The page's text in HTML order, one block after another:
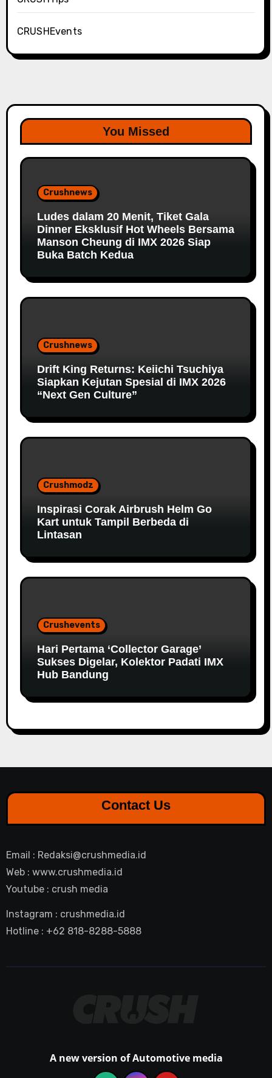
CRUSHEvents
You Missed
Crushnews
Ludes dalam 20 Menit, Tiket Gala
Dinner Eksklusif Hot Wheels Bersama
Manson Cheung di IMX 2026 Siap
Buka Batch Kedua
Crushnews
Drift King Returns: Keiichi Tsuchiya
Siapkan Kejutan Spesial di IMX 2026
“Next Gen Culture”
Crushmodz
Inspirasi Corak Airbrush Helm Go
Kart untuk Tampil Berbeda di
Lintasan
Crushevents
Hari Pertama ‘Collector Garage’
Sukses Digelar, Kolektor Padati IMX
Hub Bandung
Contact Us
Email : Redaksi@crushmedia.id
Web : www.crushmedia.id
Youtube : crush media
Instagram : crushmedia.id
Hotline : +62 818-8288-5888
A new version of Automotive media